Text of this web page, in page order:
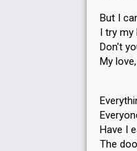
But I
I try my
Don't
My
Have I
The